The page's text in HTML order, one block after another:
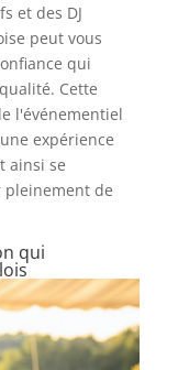
et des DJ
peut vous
qui
Cette
l'événementiel
expérience
ainsi se
de
qui